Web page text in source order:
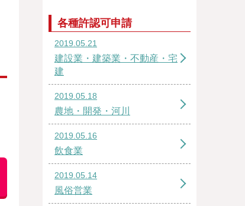
各種許認可申請
2019.05.21
建設業・建築業・不動産・宅
建
2019.05.18
農地・開発・河川
2019.05.16
飲食業
2019.05.14
風俗営業